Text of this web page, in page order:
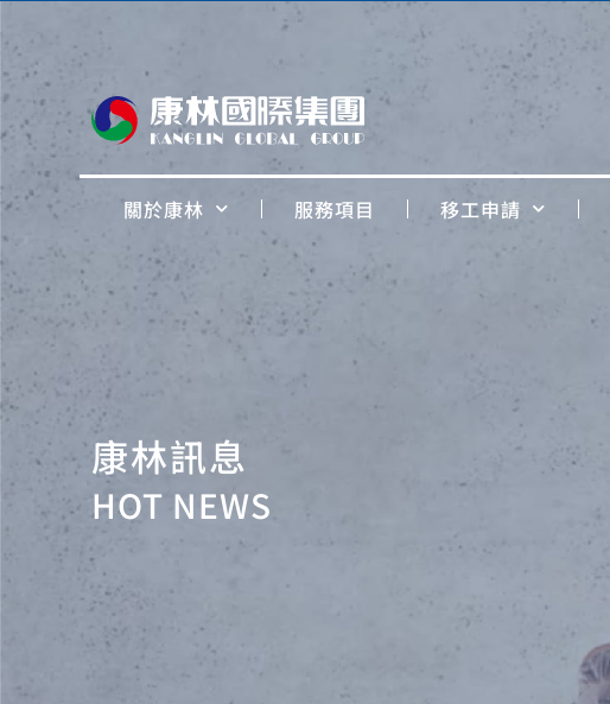
關於康林 服務項目 移工申請
康林訊息
HOT NEWS